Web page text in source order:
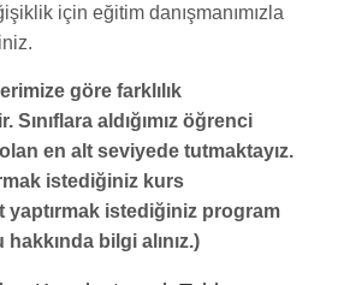
için eğitim danışmanımızla
göre farklılık
aldığımız öğrenci
en alt seviyede tutmaktayız.
istediğiniz kurs
yaptırmak istediğiniz program
bilgi alınız.)